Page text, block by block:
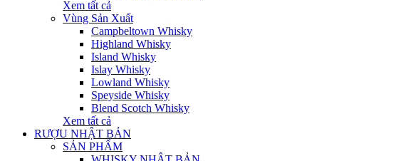
Xem tất cả
Vùng Sản Xuất
Campbeltown Whisky
Highland Whisky
Island Whisky
Islay Whisky
Lowland Whisky
Speyside Whisky
Blend Scotch Whisky
Xem tất cả
RƯỢU NHẬT BẢN
SẢN PHẨM